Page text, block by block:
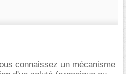
connaissez un mécanisme